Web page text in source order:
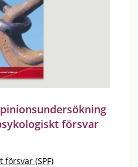
försvar
(SPF)